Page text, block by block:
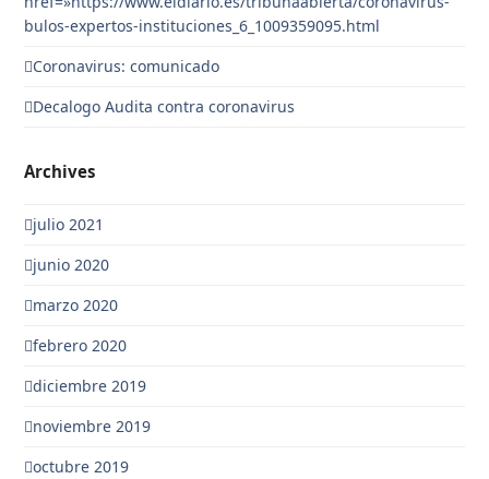
bulos-expertos-instituciones_6_1009359095.html
Coronavirus: comunicado
Decalogo Audita contra coronavirus
Archives
julio 2021
junio 2020
marzo 2020
febrero 2020
diciembre 2019
noviembre 2019
octubre 2019